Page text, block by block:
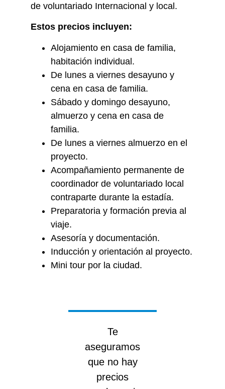
de voluntariado Internacional y local.
Estos precios incluyen:
Alojamiento en casa de familia,
habitación individual.
De lunes a viernes desayuno y
cena en casa de familia.
Sábado y domingo desayuno,
almuerzo y cena en casa de
familia.
De lunes a viernes almuerzo en el
proyecto.
Acompañamiento permanente de
coordinador de voluntariado local
contraparte durante la estadía.
Preparatoria y formación previa al
viaje.
Asesoría y documentación.
Inducción y orientación al proyecto.
Mini tour por la ciudad.
Te
aseguramos
que no hay
precios